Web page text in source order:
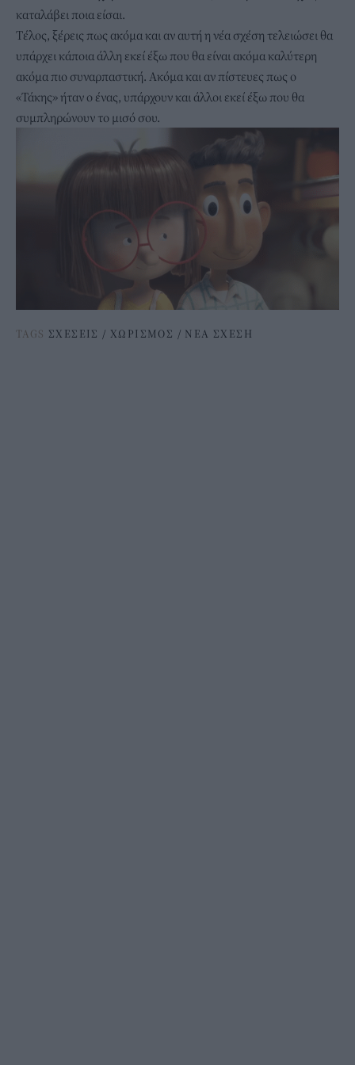
καταλάβει ποια είσαι.
Τέλος, ξέρεις πως ακόμα και αν αυτή η νέα σχέση τελειώσει θα
υπάρχει κάποια άλλη εκεί έξω που θα είναι ακόμα καλύτερη
ακόμα πιο συναρπαστική. Ακόμα και αν πίστευες πως ο
«Τάκης» ήταν ο ένας, υπάρχουν και άλλοι εκεί έξω που θα
συμπληρώνουν το μισό σου.
TAGS ΣΧΕΣΕΙΣ / ΧΩΡΙΣΜΟΣ / ΝΕΑ ΣΧΕΣΗ